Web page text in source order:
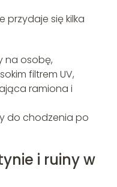
przydaje się kilka
na osobę,
filtrem UV,
ramiona i
do chodzenia po
i ruiny w